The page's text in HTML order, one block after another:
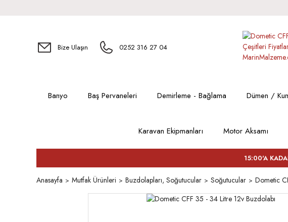
Bize Ulaşın 0252 316 27 04
Banyo Baş Pervaneleri Demirleme - Bağlama Dümen /
Karavan Ekipmanları Motor Aksamı
15:00'A
Anasayfa Mutfak Ürünleri Buzdolapları, Soğutucular Soğutucular Dometic